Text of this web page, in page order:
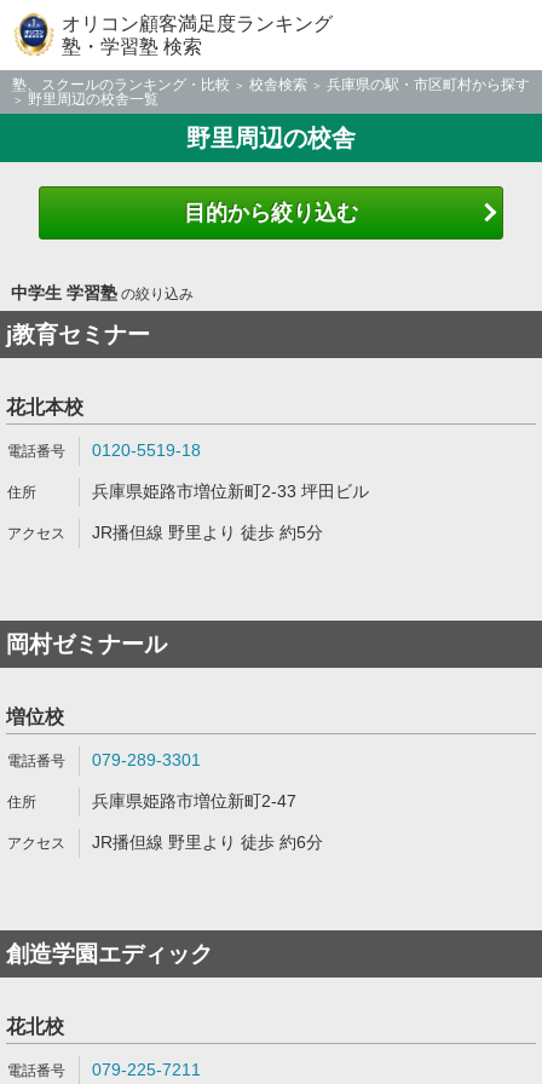
オリコン顧客満足度ランキング
塾・学習塾 検索
塾、スクールのランキング・比較 校舎検索
兵庫県の駅・市区町村から探す
野里周辺の校舎一覧
野里周辺の校舎
目的から絞り込む
中学生 学習塾の絞り込み
j教育セミナー
花北本校
0120-5519-18
兵庫県姫路市増位新町2-33 坪田ビル
JR播但線 野里より 徒歩 約5分
岡村ゼミナール
増位校
079-289-3301
兵庫県姫路市増位新町2-47
JR播但線 野里より 徒歩 約6分
創造学園エディック
花北校
079-225-7211